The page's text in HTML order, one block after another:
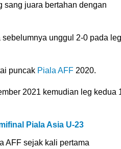
sang juara bertahan dengan
unggul 2-0 pada leg
puncak Piala AFF2020.
2021 kemudian leg kedua
Piala Asia U-23
AFF sejak kali pertama